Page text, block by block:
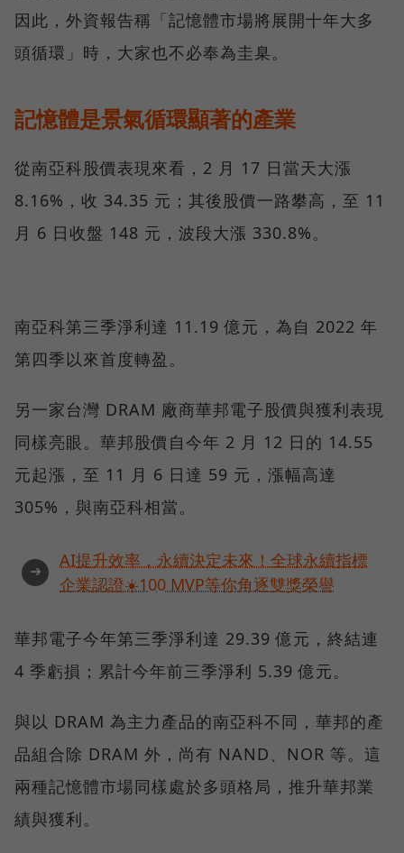
因此，外資報告稱「記憶體市場將展開十年大多
頭循環」時，大家也不必奉為圭臬。
記憶體是景氣循環顯著的產業
從南亞科股價表現來看，2 月 17 日當天大漲
8.16%，收 34.35 元；其後股價一路攀高，至 11
月 6 日收盤 148 元，波段大漲 330.8%。
南亞科第三季淨利達 11.19 億元，為自 2022 年
第四季以來首度轉盈。
另一家台灣 DRAM 廠商華邦電子股價與獲利表現
同樣亮眼。華邦股價自今年 2 月 12 日的 14.55
元起漲，至 11 月 6 日達 59 元，漲幅高達
305%，與南亞科相當。
➜
AI提升效率，永續決定未來！全球永續指標
企業認證☀️100 MVP等你角逐雙獎榮譽
華邦電子今年第三季淨利達 29.39 億元，終結連
4 季虧損；累計今年前三季淨利 5.39 億元。
與以 DRAM 為主力產品的南亞科不同，華邦的產
品組合除 DRAM 外，尚有 NAND、NOR 等。這
兩種記憶體市場同樣處於多頭格局，推升華邦業
績與獲利。